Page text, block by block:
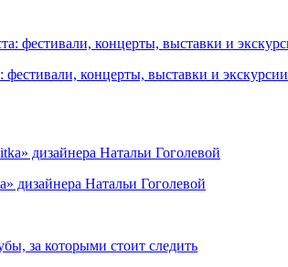
фестивали, концерты, выставки и экскурсии
дизайнера Натальи Гоголевой